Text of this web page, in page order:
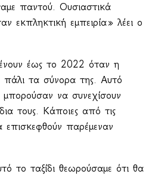
παντού. Ουσιαστικά
εκπληκτική εμπειρία» λέει ο
έως το 2022 όταν η
πάλι τα σύνορα της. Αυτό
μπορούσαν να συνεχίσουν
τους. Κάποιες από τις
παρέμεναν
το ταξίδι θεωρούσαμε ότι θα